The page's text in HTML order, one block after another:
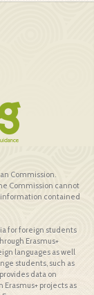
Commission.
Commission cannot
contained
for foreign students
Erasmus+
languages as well
students, such as
data on
projects as